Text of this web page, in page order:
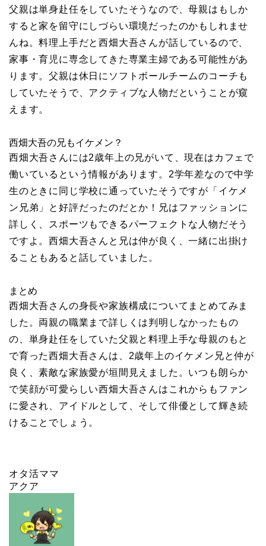
父親は単身赴任をしていたそうなので、母親はもしか
すると家を留守にしづらい環境だったのかもしれませ
んね。料理上手だと西畑大吾さんが話しているので、
家事・育児に専念してきた専業主婦である可能性があ
ります。父親は休日にソフトボールチームのコーチも
していたそうで、アクティブな人物だということが窺
えます。
西畑大吾の兄もイケメン？
西畑大吾さんには2歳年上の兄がいて、現在はカフェで
働いているという情報があります。2学年差なので中学
生のときに同じ学校に通っていたそうですが「イケメ
ン兄弟」と好評だったのだとか！兄はファッションに
詳しく、スポーツもできるパーフェクトな人物だそう
ですよ。西畑大吾さんと兄は仲が良く、一緒に出掛け
ることもあると話していました。
まとめ
西畑大吾さんの身長や家族構成についてまとめてみま
した。両親の職業まで詳しくは判明しなかったもの
の、単身赴任をしていた父親と料理上手な母親のもと
で育った西畑大吾さんは、2歳年上のイケメン兄と仲が
良く、素敵な家族愛が垣間見えました。いつも朗らか
で笑顔が可愛らしい西畑大吾さんはこれからもファン
に愛され、アイドルとして、そして俳優として輝き続
けることでしょう。
オタ活ママ
アクア